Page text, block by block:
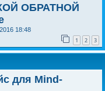
ОБРАТНОЙ
18:48
1 2 3
для Mind-